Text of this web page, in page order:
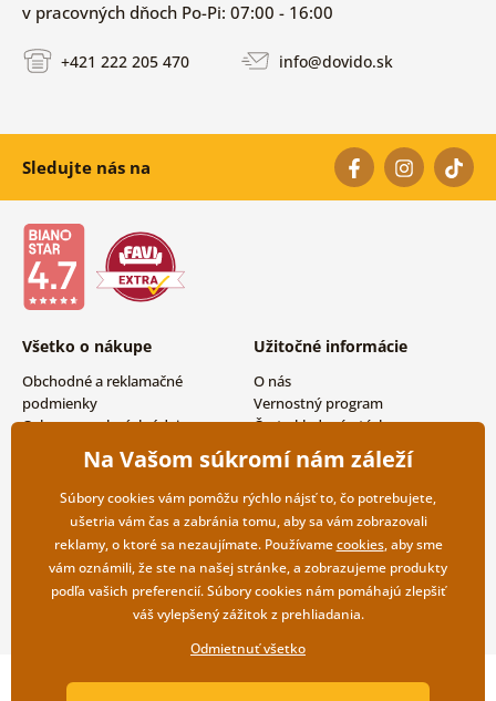
v pracovných dňoch Po-Pi: 07:00 - 16:00
+421 222 205 470 info@dovido.sk
Sledujte nás na
Všetko o nákupe
Obchodné a reklamačné
podmienky
Ochrana osobných údajov
Možnosti dopravy a platby
Vrátenie tovaru
Užitočné informácie
O nás
Vernostný program
Často kladené otázky
Magazín
Kontakty
Veľkoobchodná spolupráca
Copyright ©2019 © Dovido.sk.
Na Vašom súkromí nám záleží
Súbory cookies vám pomôžu rýchlo nájsť to, čo potrebujete,
ušetria vám čas a zabránia tomu, aby sa vám zobrazovali
reklamy, o ktoré sa nezaujímate. Používamecookies, aby sme
vám oznámili, že ste na našej stránke, a zobrazujeme produkty
podľa vašich preferencií. Súbory cookies nám pomáhajú zlepšiť
váš vylepšený zážitok z prehliadania.
Odmietnuť všetko